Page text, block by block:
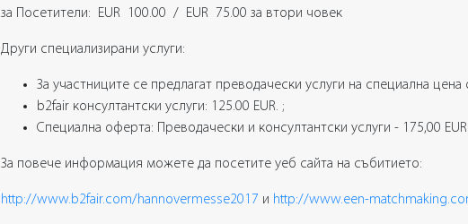
за Посетители: EUR 100.00 / EUR 75.00 за втори човек
Други специализирани услуги:
За участниците се предлагат преводачески услуги на специална цена
b2fair консултантски услуги: 125.00 EUR. ;
Специална оферта: Преводачески и консултантски услуги - 175,00 EUR.
За повече информация можете да посетите уеб сайта на събитието:
http://www.b2fair.com/hannovermesse2017 и http://www.een-